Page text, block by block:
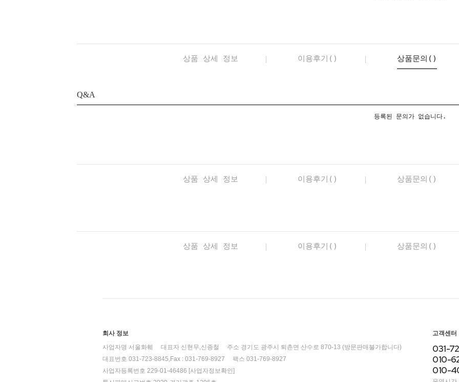
상품 상세 정보 이용후기() 상품문의()
Q&A
등록된 문의가 없습니다.
상품 상세 정보 이용후기() 상품문의()
상품 상세 정보 이용후기() 상품문의()
회사 정보
사업자명 서울화훼 대표자 신현무,신종철
주소 경기도 광주시 퇴촌면 산수로 870-13 (방문판매불가합니다)
대표번호 031-723-8845,Fax : 031-769-8927
팩스 031-769-8927
사업자등록번호 229-01-46486 [사업자정보확인]
고객센터
031-
010-
010-